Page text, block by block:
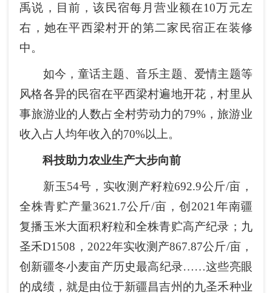
禹说，目前，该民宿每月营业额在10万元左
右，她在平西梁村开的第二家民宿正在装修
中。
如今，童话主题、音乐主题、爱情主题等
风格各异的民宿在平西梁村遍地开花，村里从
事旅游业的人数占全村劳动力的79%，旅游业
收入占人均年收入的70%以上。
科技助力农业生产大步向前
新玉54号，实收测产籽粒692.9公斤/亩，
全株青贮产量3621.7公斤/亩，创2021年南疆
复播玉米大面积籽粒和全株青贮高产纪录；九
圣禾D1508，2022年实收测产867.87公斤/亩，
创新疆冬小麦亩产历史最高纪录……这些亮眼
的成绩，就是由位于新疆昌吉州的九圣禾种业